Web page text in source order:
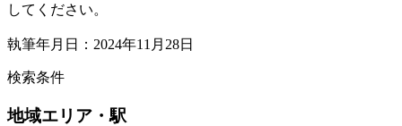
してください。
執筆年月日：2024年11月28日
検索条件
地域エリア・駅